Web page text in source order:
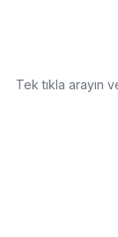
Tek tıkla arayın